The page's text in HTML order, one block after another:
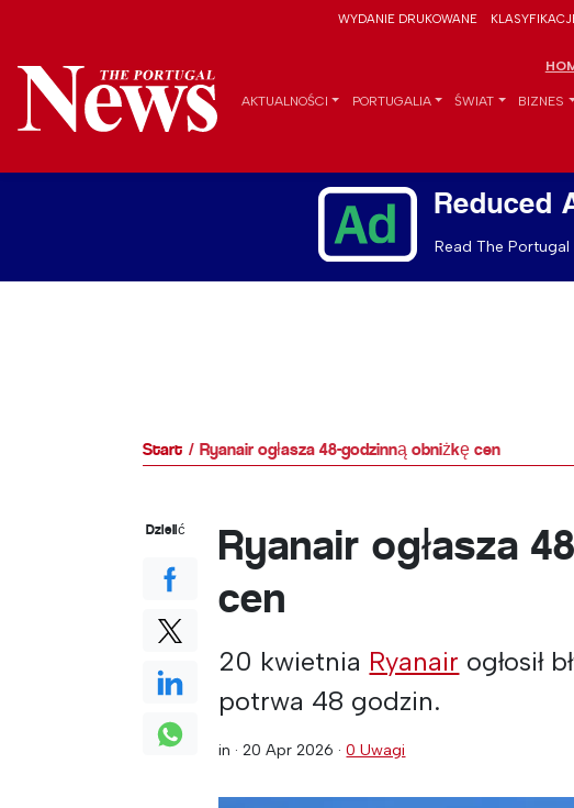
WYDANIE DRUKOWANE
AKTUALNOŚCI PORTUGALIA ŚWIAT BIZNES
Reduced
Read The
Start Ryanair ogłasza 48-godzinną obniżkę cen
Ryanair ogłasza
cen
20 kwietnia Ryanair ogłosił
potrwa 48 godzin.
in ·20 Apr 2026 ·0 Uwagi
Dzielić